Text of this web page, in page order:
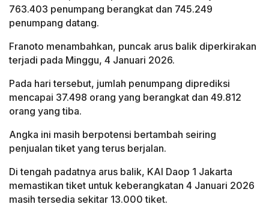
763.403 penumpang berangkat dan 745.249
penumpang datang.
Franoto menambahkan, puncak arus balik diperkirakan
terjadi pada Minggu, 4 Januari 2026.
Pada hari tersebut, jumlah penumpang diprediksi
mencapai 37.498 orang yang berangkat dan 49.812
orang yang tiba.
Angka ini masih berpotensi bertambah seiring
penjualan tiket yang terus berjalan.
Di tengah padatnya arus balik, KAI Daop 1 Jakarta
memastikan tiket untuk keberangkatan 4 Januari 2026
masih tersedia sekitar 13.000 tiket.